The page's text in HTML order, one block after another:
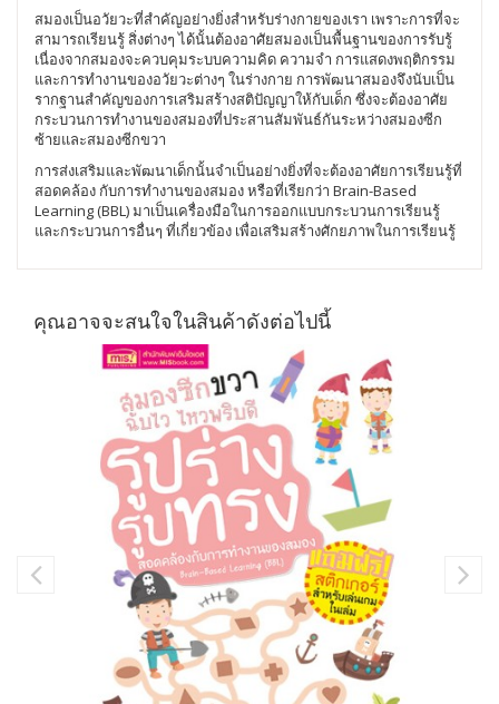
สมองเป็นอวัยวะที่สำคัญอย่างยิ่งสำหรับร่างกายของเรา เพราะการที่จะ
สามารถเรียนรู้ สิ่งต่างๆ ได้นั้นต้องอาศัยสมองเป็นพื้นฐานของการรับรู้
เนื่องจากสมองจะควบคุมระบบความคิด ความจำ การแสดงพฤติกรรม
และการทำงานของอวัยวะต่างๆ ในร่างกาย การพัฒนาสมองจึงนับเป็น
รากฐานสำคัญของการเสริมสร้างสติปัญญาให้กับเด็ก ซึ่งจะต้องอาศัย
กระบวนการทำงานของสมองที่ประสานสัมพันธ์กันระหว่างสมองซีก
ซ้ายและสมองซีกขวา
การส่งเสริมและพัฒนาเด็กนั้นจำเป็นอย่างยิ่งที่จะต้องอาศัยการเรียนรู้ที่
สอดคล้อง กับการทำงานของสมอง หรือที่เรียกว่า Brain-Based
Learning (BBL) มาเป็นเครื่องมือในการออกแบบกระบวนการเรียนรู้
และกระบวนการอื่นๆ ที่เกี่ยวข้อง เพื่อเสริมสร้างศักยภาพในการเรียนรู้
คุณอาจจะสนใจในสินค้าดังต่อไปนี้